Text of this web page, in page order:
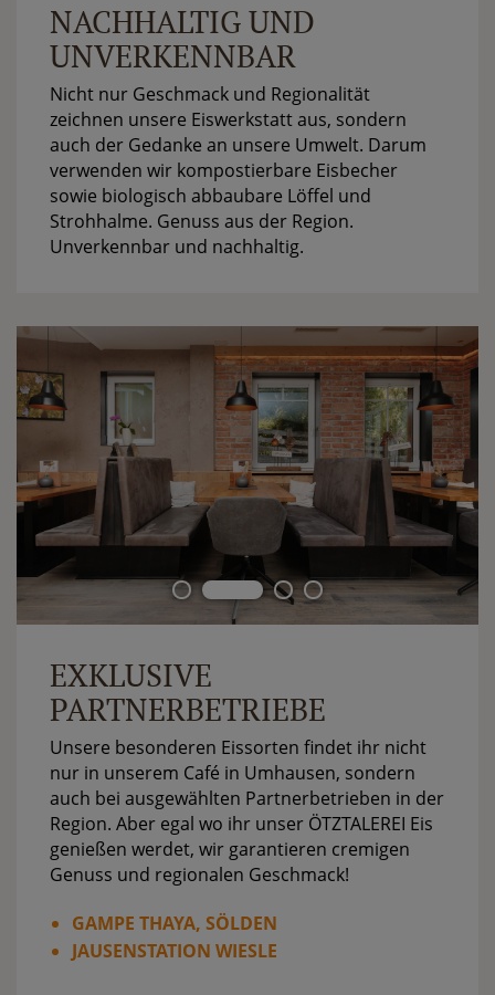
NACHHALTIG UND
UNVERKENNBAR
Nicht nur Geschmack und Regionalität
zeichnen unsere Eiswerkstatt aus, sondern
auch der Gedanke an unsere Umwelt. Darum
verwenden wir kompostierbare Eisbecher
sowie biologisch abbaubare Löffel und
Strohhalme. Genuss aus der Region.
Unverkennbar und nachhaltig.
EXKLUSIVE
PARTNERBETRIEBE
Unsere besonderen Eissorten findet ihr nicht
nur in unserem Café in Umhausen, sondern
auch bei ausgewählten Partnerbetrieben in der
Region. Aber egal wo ihr unser ÖTZTALEREI Eis
genießen werdet, wir garantieren cremigen
Genuss und regionalen Geschmack!
GAMPE THAYA, SÖLDEN
JAUSENSTATION WIESLE